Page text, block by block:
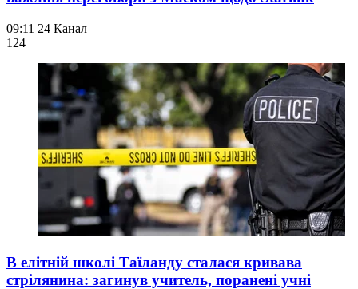
09:11 24 Канал
124
В елітній школі Таїланду сталася кривава
стрілянина: загинув учитель, поранені учні